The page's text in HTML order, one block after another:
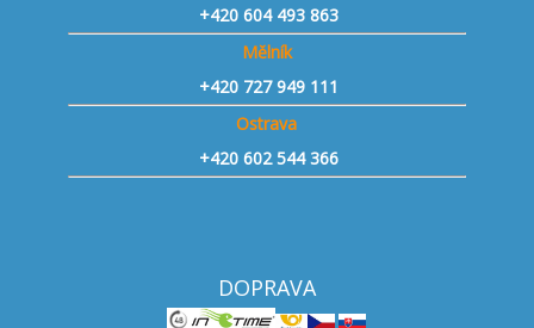
+420 604 493 863
Mělník
+420 727 949 111
Ostrava
+420 602 544 366
DOPRAVA